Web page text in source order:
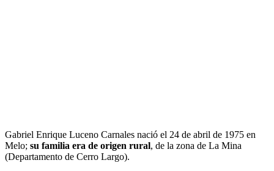
Gabriel Enrique Luceno Carnales nació el 24 de abril de 1975 en
Melo; su familia era de origen rural, de la zona de La Mina
(Departamento de Cerro Largo).